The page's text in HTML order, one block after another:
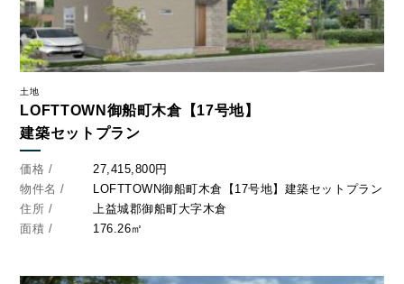
土地
LOFTTOWN御船町木倉【17号地】
建築セットプラン
価格 /
27,415,800円
物件名 /
LOFTTOWN御船町木倉【17号地】建築セットプラン
住所 /
上益城郡御船町大字木倉
面積 /
176.26㎡